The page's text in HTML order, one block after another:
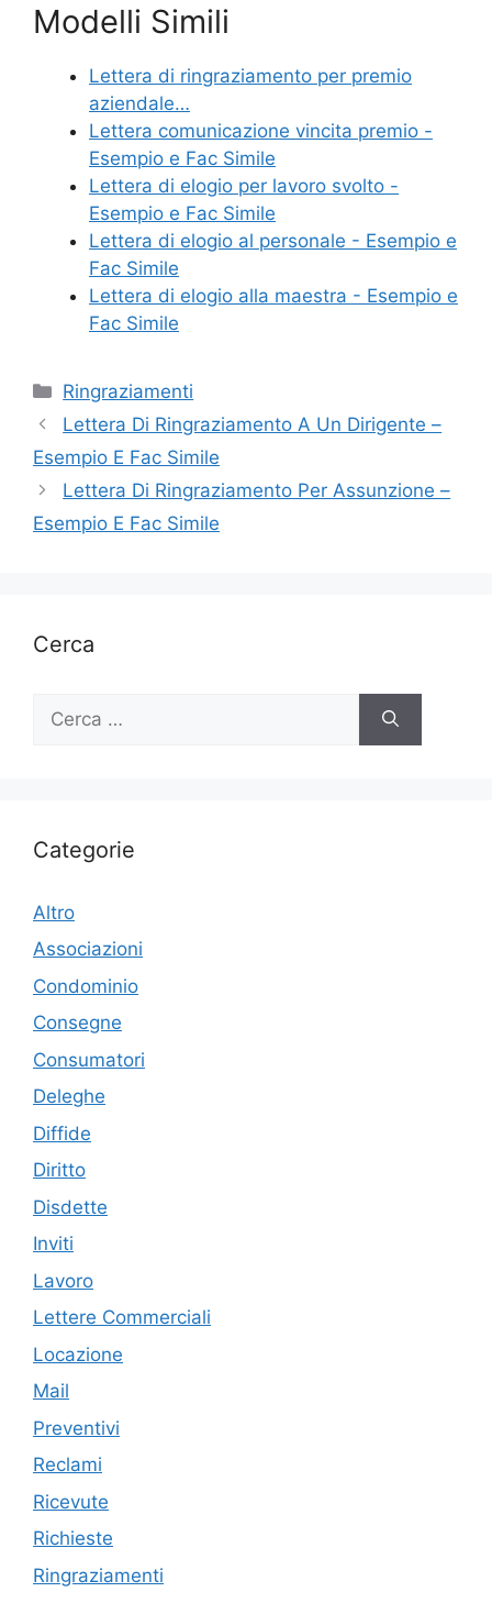
c
e
b
o
o
k
itt
er
er
e
st
ai
l
di
di
Modelli Simili
Lettera di ringraziamento per premio
aziendale…
Lettera comunicazione vincita premio -
Esempio e Fac Simile
Lettera di elogio per lavoro svolto -
Esempio e Fac Simile
Lettera di elogio al personale - Esempio e
Fac Simile
Lettera di elogio alla maestra - Esempio e
Fac Simile
Categorie
Ringraziamenti
Lettera Di Ringraziamento A Un Dirigente –
Esempio E Fac Simile
Lettera Di Ringraziamento Per Assunzione –
Esempio E Fac Simile
Cerca
per:
Categorie
Altro
Associazioni
Condominio
Consegne
Consumatori
Deleghe
Diffide
Diritto
Disdette
Inviti
Lavoro
Lettere Commerciali
Locazione
Mail
Preventivi
Reclami
Ricevute
Richieste
Ringraziamenti